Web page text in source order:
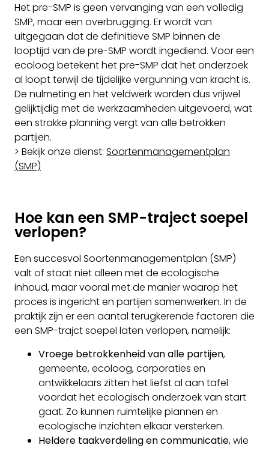
Het pre-SMP is geen vervanging van een volledig
SMP, maar een overbrugging. Er wordt van
uitgegaan dat de definitieve SMP binnen de
looptijd van de pre-SMP wordt ingediend. Voor een
ecoloog betekent het pre-SMP dat het onderzoek
al loopt terwijl de tijdelijke vergunning van kracht is.
De nulmeting en het veldwerk worden dus vrijwel
gelijktijdig met de werkzaamheden uitgevoerd, wat
een strakke planning vergt van alle betrokken
partijen.
> Bekijk onze dienst: Soortenmanagementplan
(SMP)
Hoe kan een SMP-traject soepel
verlopen?
Een succesvol Soortenmanagementplan (SMP)
valt of staat niet alleen met de ecologische
inhoud, maar vooral met de manier waarop het
proces is ingericht en partijen samenwerken. In de
praktijk zijn er een aantal terugkerende factoren die
een SMP-trajct soepel laten verlopen, namelijk:
Vroege betrokkenheid van alle partijen,
gemeente, ecoloog, corporaties en
ontwikkelaars zitten het liefst al aan tafel
voordat het ecologisch onderzoek van start
gaat. Zo kunnen ruimtelijke plannen en
ecologische inzichten elkaar versterken.
Heldere taakverdeling en communicatie, wie